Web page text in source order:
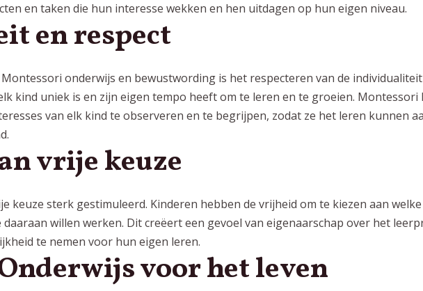
en taken die hun interesse wekken en hen uitdagen op hun eigen niveau.
en respect
onderwijs en bewustwordingis het respecteren van de
kind uniek is en zijn eigen tempo heeft om te leren en te groeien. Montessori
van elk kind te observeren en te begrijpen, zodat ze het leren kunnen
vrije keuze
keuze sterk gestimuleerd. Kinderen hebben de vrijheid om te kiezen aan
willen werken. Dit creëert een gevoel van eigenaarschap over het
te nemen voor hun eigen leren.
voor het leven